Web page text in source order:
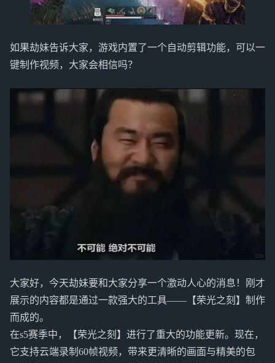
如果劫妹告诉大家，游戏内置了一个自动剪辑功能，可以一
键制作视频，大家会相信吗？
大家好，今天劫妹要和大家分享一个激动人心的消息！刚才
展示的内容都是通过一款强大的工具——【荣光之刻】制作
而成的。
在s5赛季中，【荣光之刻】进行了重大的功能更新。现在，
它支持云端录制60帧视频，带来更清晰的画面与精美的包